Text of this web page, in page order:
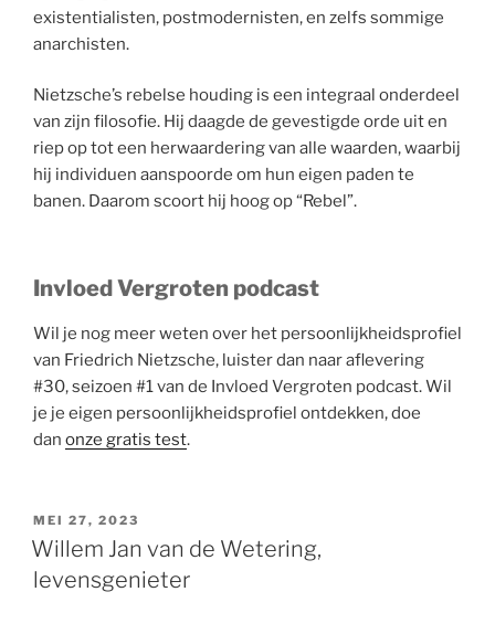
existentialisten, postmodernisten, en zelfs sommige
anarchisten.
Nietzsche’s rebelse houding is een integraal onderdeel
van zijn filosofie. Hij daagde de gevestigde orde uit en
riep op tot een herwaardering van alle waarden, waarbij
hij individuen aanspoorde om hun eigen paden te
banen. Daarom scoort hij hoog op “Rebel”.
Invloed Vergroten podcast
Wil je nog meer weten over het persoonlijkheidsprofiel
van Friedrich Nietzsche, luister dan naar aflevering
#30, seizoen #1 van de Invloed Vergroten podcast. Wil
je je eigen persoonlijkheidsprofiel ontdekken, doe
dan onze gratis test.
GEPLAATST
OP
MEI 27, 2023
Willem Jan van de Wetering,
levensgenieter